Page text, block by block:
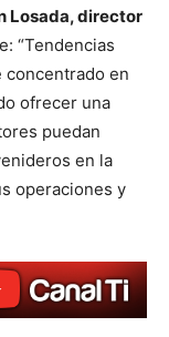
Losada, director
“Tendencias
concentrado en
ofrecer una
puedan
en la
operaciones y